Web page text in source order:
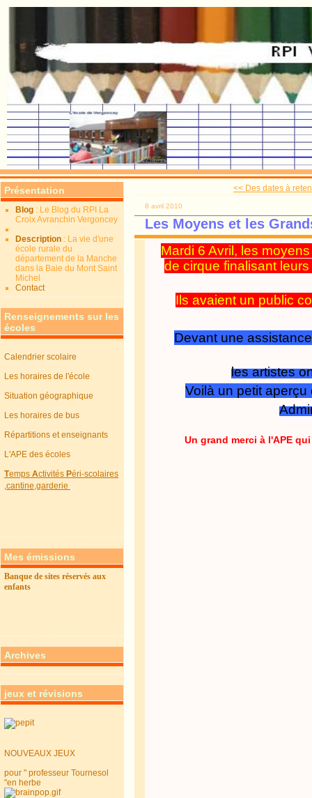
Présentation
Blog : Le Blog du RPI La
Croix Avranchin Vergoncey
Description : La vie d'une
école rurale du
département de la Manche
dans la Baie du Mont Saint
Michel
Contact
Renseignements sur les
écoles
Calendrier scolaire
Les horaires de l'école
Situation géographique
Les horaires de bus
Répartitions et enseignants
L'APE des écoles
TempsActivitésPéri-scolaires
,cantine,garderie
Mes émissions
Banque de sites réservés aux
enfants
Archives
jeux et révisions
NOUVEAUX JEUX
pour " professeur Tournesol
"en herbe
<< Des dates à
8 avril 2010
Les Moyens et les
Mardi 6 Avril, les
de cirque finalisant
Ils avaient un public
Devant une
les artistes
Voilà un petit
Un grand merci à l'APE